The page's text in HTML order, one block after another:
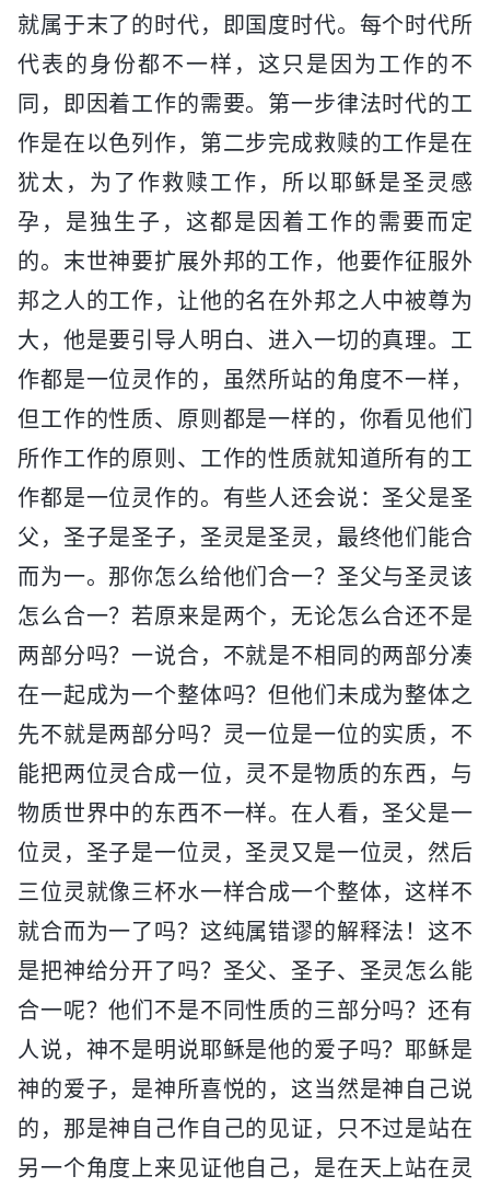
就属于末了的时代，即国度时代。每个时代所
代表的身份都不一样，这只是因为工作的不
同，即因着工作的需要。第一步律法时代的工
作是在以色列作，第二步完成救赎的工作是在
犹太，为了作救赎工作，所以耶稣是圣灵感
孕，是独生子，这都是因着工作的需要而定
的。末世神要扩展外邦的工作，他要作征服外
邦之人的工作，让他的名在外邦之人中被尊为
大，他是要引导人明白、进入一切的真理。工
作都是一位灵作的，虽然所站的角度不一样，
但工作的性质、原则都是一样的，你看见他们
所作工作的原则、工作的性质就知道所有的工
作都是一位灵作的。有些人还会说：圣父是圣
父，圣子是圣子，圣灵是圣灵，最终他们能合
而为一。那你怎么给他们合一？圣父与圣灵该
怎么合一？若原来是两个，无论怎么合还不是
两部分吗？一说合，不就是不相同的两部分凑
在一起成为一个整体吗？但他们未成为整体之
先不就是两部分吗？灵一位是一位的实质，不
能把两位灵合成一位，灵不是物质的东西，与
物质世界中的东西不一样。在人看，圣父是一
位灵，圣子是一位灵，圣灵又是一位灵，然后
三位灵就像三杯水一样合成一个整体，这样不
就合而为一了吗？这纯属错谬的解释法！这不
是把神给分开了吗？圣父、圣子、圣灵怎么能
合一呢？他们不是不同性质的三部分吗？还有
人说，神不是明说耶稣是他的爱子吗？耶稣是
神的爱子，是神所喜悦的，这当然是神自己说
的，那是神自己作自己的见证，只不过是站在
另一个角度上来见证他自己，是在天上站在灵